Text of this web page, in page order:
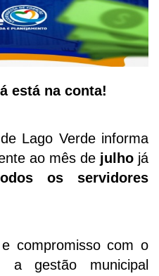
está na conta!
Lago Verde informa
ao mês de julho já
os servidores
compromisso com o
a gestão municipal